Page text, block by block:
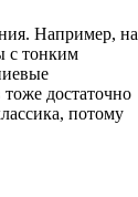
Например, на
с тонким
достаточно
потому